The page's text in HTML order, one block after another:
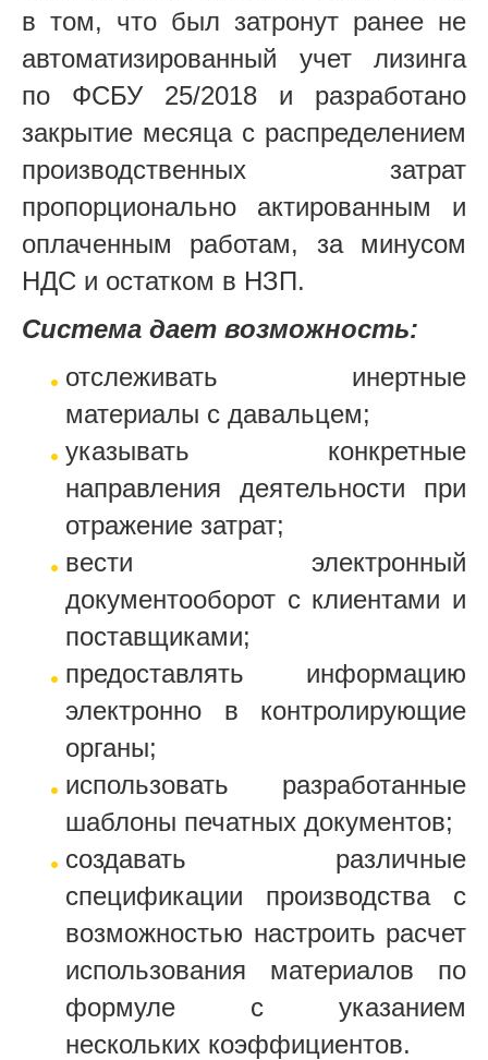
в том, что был затронут ранее не
автоматизированный учет лизинга
по ФСБУ 25/2018 и разработано
закрытие месяца с распределением
производственных затрат
пропорционально актированным и
оплаченным работам, за минусом
НДС и остатком в НЗП.
Система дает возможность:
отслеживать инертные
материалы с давальцем;
указывать конкретные
направления деятельности при
отражение затрат;
вести электронный
документооборот с клиентами и
поставщиками;
предоставлять информацию
электронно в контролирующие
органы;
использовать разработанные
шаблоны печатных документов;
создавать различные
спецификации производства с
возможностью настроить расчет
использования материалов по
формуле с указанием
нескольких коэффициентов.